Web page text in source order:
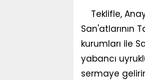
Teklifle,
San'atlarının
kurumları ile
yabancı
sermaye